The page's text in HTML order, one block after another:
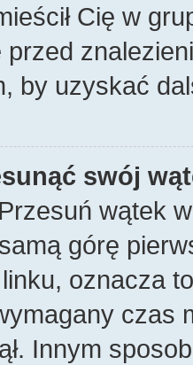
Cię w
by uzyskać
swój
wątek
górę
oznacza
czas
Innym